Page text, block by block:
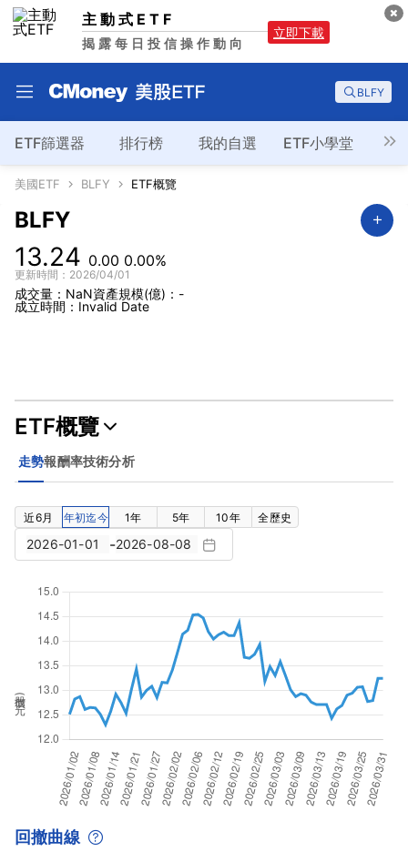
主動式ETF
揭露每日投信操作動向
立即下載
BLFY
ETF篩選器 排行榜 我的自選 ETF小學堂
美國ETF BLFY ETF概覽
BLFY
13.24 0.00 0.00%
更新時間：2026/04/01
成交量：NaN資產規模(億)：-
成立時間：Invalid Date
ETF概覽
走勢報酬率技術分析
近6月 年初迄今 1年 5年 10年 全歷史
-
股價(元)
回撤曲線